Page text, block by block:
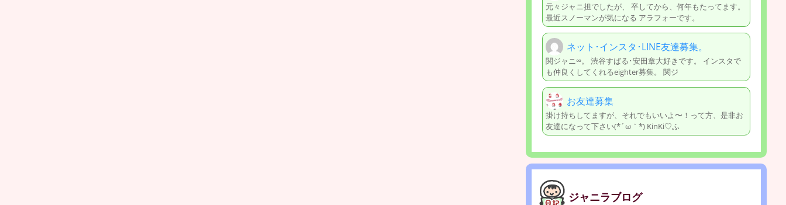
元々ジャニ担でしたが、 卒してから、何年もたってます。
最近スノーマンが気になる アラフォーです。
ネット･インスタ･LINE友達募集。
関ジャニ∞。 渋谷すばる･安田章大好きです。 インスタで
も仲良くしてくれるeighter募集。 関ジ
お友達募集
掛け持ちしてますが、それでもいいよ〜！って方、是非お
友達になって下さい(*´ω｀*) KinKi♡ふ
ジャニラブログ